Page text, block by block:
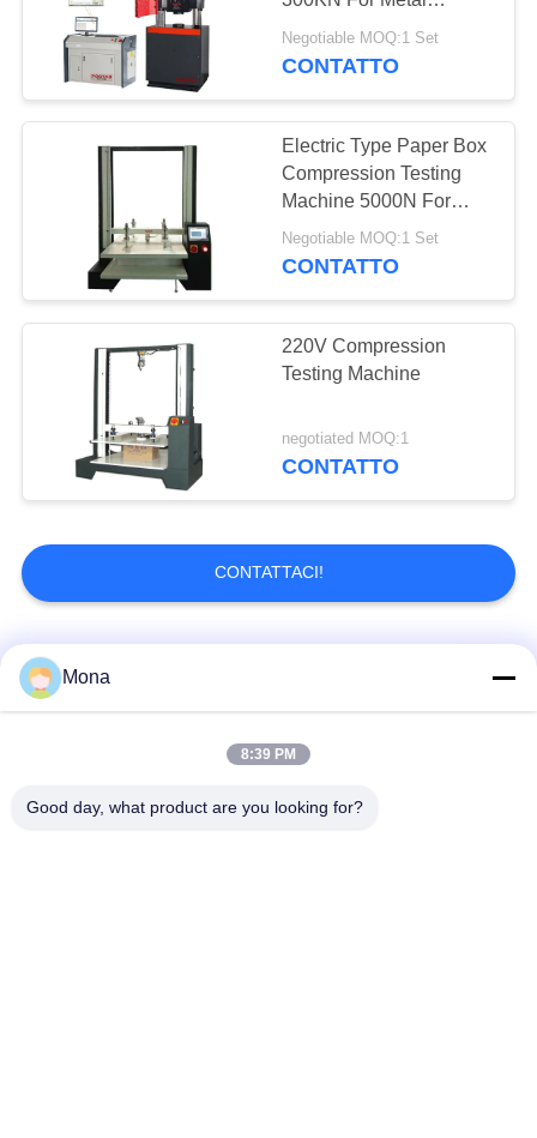
Materials
Negotiable MOQ:1 Set
CONTATTO
Electric Type Paper Box
Compression Testing
Machine 5000N For
Carton
Negotiable MOQ:1 Set
CONTATTO
220V Compression
Testing Machine
negotiated MOQ:1
CONTATTO
CONTATTACI!
Categorie popolari
Macchina universale
Mona
8:39 PM
Good day, what product are you looking for?